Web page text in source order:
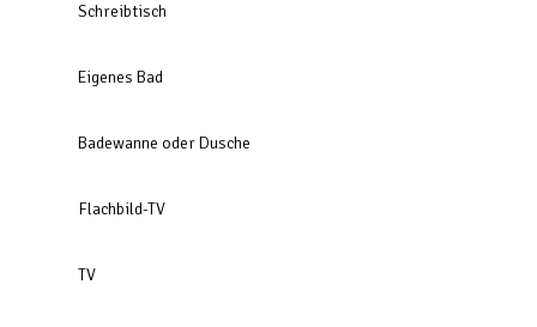
Schreibtisch
Eigenes Bad
Badewanne oder Dusche
Flachbild-TV
TV